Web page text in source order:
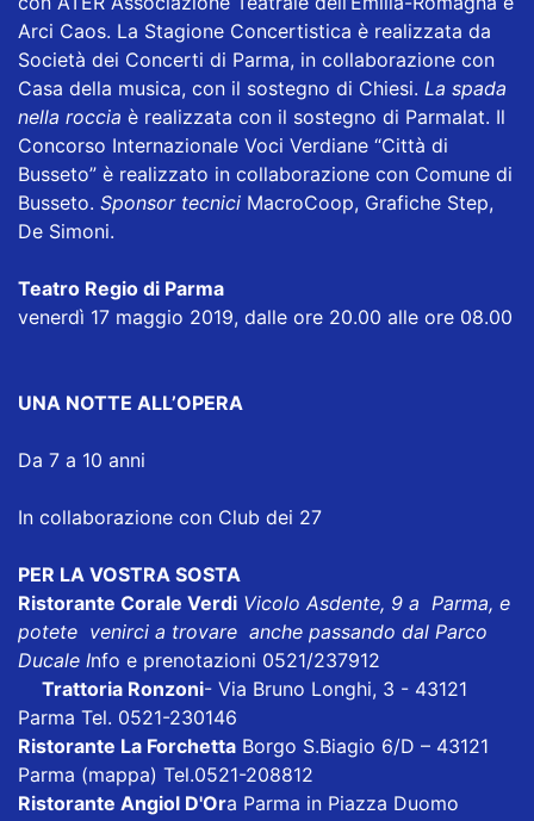
Arci Caos. La Stagione Concertistica è realizzata da
Società dei Concerti di Parma, in collaborazione con
Casa della musica, con il sostegno di Chiesi. La spada
nella roccia è realizzata con il sostegno di Parmalat. Il
Concorso Internazionale Voci Verdiane “Città di
Busseto” è realizzato in collaborazione con Comune di
Busseto. Sponsor tecnici MacroCoop, Grafiche Step,
De Simoni.
Teatro Regio di Parma
venerdì 17 maggio 2019, dalle ore 20.00 alle ore 08.00
UNA NOTTE ALL’OPERA
Da 7 a 10 anni
In collaborazione con Club dei 27
PER LA VOSTRA SOSTA
Ristorante Corale Verdi Vicolo Asdente, 9 a Parma, e
potete venirci a trovare anche passando dal Parco
Ducale Info e prenotazioni 0521/237912
Trattoria Ronzoni- Via Bruno Longhi, 3 - 43121
Parma Tel. 0521-230146
Ristorante La Forchetta Borgo S.Biagio 6/D – 43121
Parma (mappa) Tel.0521-208812
Ristorante Angiol D'Ora Parma in Piazza Duomo